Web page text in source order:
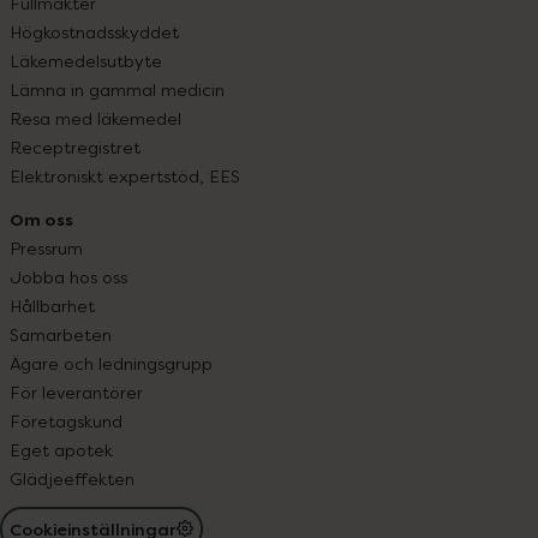
Högkostnadsskyddet
Läkemedelsutbyte
Lämna in gammal medicin
Resa med läkemedel
Receptregistret
Elektroniskt expertstöd, EES
Om oss
Pressrum
Jobba hos oss
Hållbarhet
Samarbeten
Ägare och ledningsgrupp
För leverantörer
Företagskund
Eget apotek
Glädjeeffekten
Cookieinställningar